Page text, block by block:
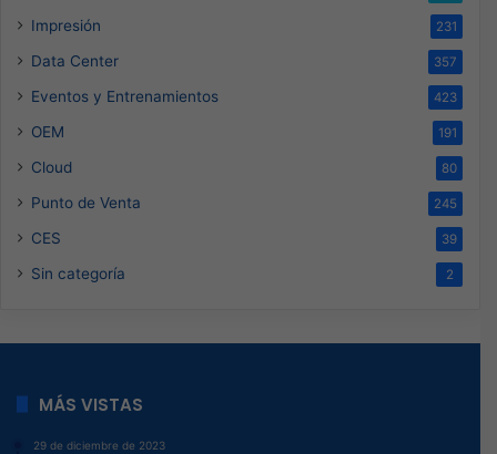
Impresión 231
Data Center 357
Eventos y Entrenamientos 423
OEM 191
Cloud 80
Punto de Venta 245
CES 39
Sin categoría 2
MÁS VISTAS
29 de diciembre de 2023